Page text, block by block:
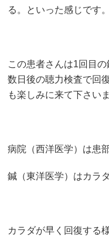
る。といった感じです。
この患者さんは1回目
数日後の聴力検査で回
も楽しみに来て下さい
病院（西洋医学）は患
鍼（東洋医学）はカラ
カラダが早く回復する